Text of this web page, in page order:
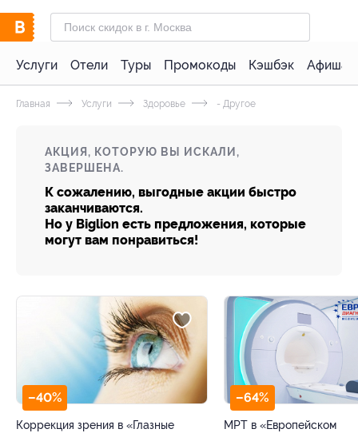
Услуги Отели Туры Промокоды Кэшбэк Афиша
Главная Услуги Здоровье - Другое
АКЦИЯ, КОТОРУЮ ВЫ ИСКАЛИ,
ЗАВЕРШЕНА.
К сожалению, выгодные акции быстро
заканчиваются.
Но у Biglion есть предложения, которые
могут вам понравиться!
–40%
Коррекция зрения в «Глазные
–64%
МРТ в «Европейском